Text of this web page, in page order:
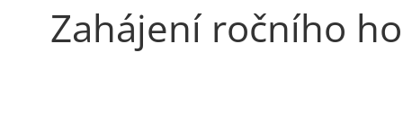
Zahájení ročního